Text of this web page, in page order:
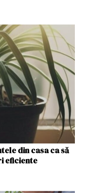
din casa ca să
eficiente